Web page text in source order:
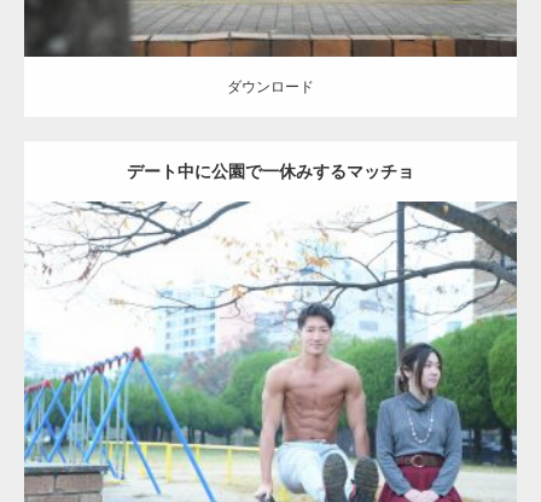
ダウンロード
デート中に公園で一休みするマッチョ
Update:2021.07.6
Category:公園のマッチョ その他 AKIHITO(細マッチョ) 腹筋
ダウンロード